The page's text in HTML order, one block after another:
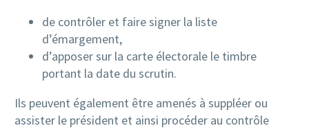
de contrôler et faire signer la liste
d’émargement,
d’apposer sur la carte électorale le timbre
portant la date du scrutin.
Ils peuvent également être amenés à suppléer ou
assister le président et ainsi procéder au contrôle